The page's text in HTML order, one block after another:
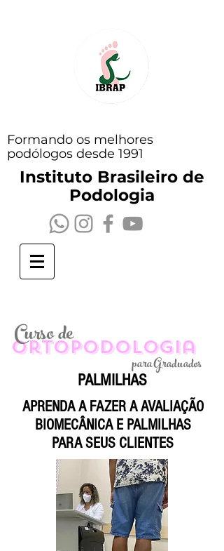
Formando os melhores
podólogos desde 1991
Instituto Brasileiro de
Podologia
ortopodologia
Curso de
para Graduados
PALMILHAS
APRENDA A FAZER A AVALIAÇÃO
BIOMECÂNICA E PALMILHAS
PARA SEUS CLIENTES